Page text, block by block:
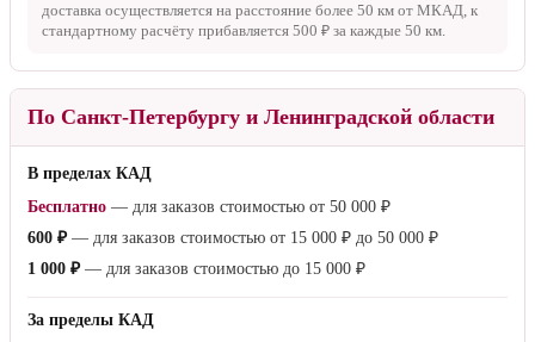
доставка осуществляется на расстояние более 50 км от МКАД, к
стандартному расчёту прибавляется 500 ₽ за каждые 50 км.
По Санкт-Петербургу и Ленинградской области
В пределах КАД
Бесплатно — для заказов стоимостью от 50 000 ₽
600 ₽— для заказов стоимостью от 15 000 ₽ до 50 000 ₽
1 000 ₽— для заказов стоимостью до 15 000 ₽
За пределы КАД